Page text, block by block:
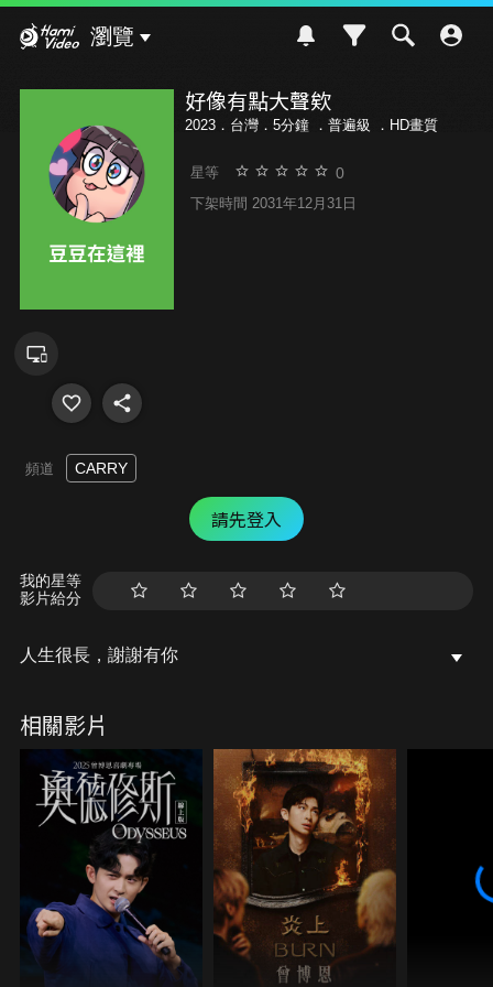
瀏覽
好像有點大聲欸
2023．台灣．5分鐘 ． 普遍級 ．HD畫質
星等 0
下架時間 2031年12月31日
頻道 CARRY
請先登入
我的星等
影片給分
人生很長，謝謝有你
相關影片